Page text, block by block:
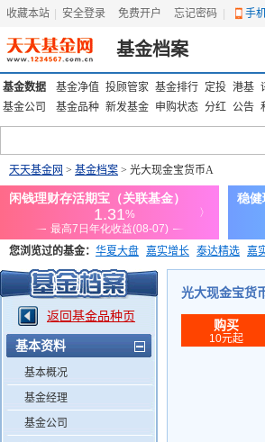
收藏本站 安全登录 免费开户 忘记密码 手
基金档案
基金数据 基金净值 投顾管家 基金排行 定投 港基
基金公司
基金品种 新发基金 申购状态 分红 公告
天天基金网 > 基金档案 > 光大现金宝货币A
您浏览过的基金： 华夏大盘 嘉实增长 泰达精选 嘉
添富优势 华安宏利 上证180价值ETF
返回基金品种页
基本资料
基本概况
基金经理
基金公司
光大现金宝货
购买
10元起